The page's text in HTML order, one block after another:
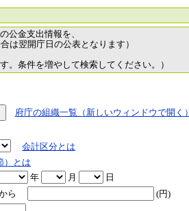
公金支出情報を、
は翌開庁日の公表となります）
。条件を増やして検索してください。）
府庁の組織一覧（新しいウィンドウで開く）
会計区分とは
）とは
年 月
日
ら
(円)